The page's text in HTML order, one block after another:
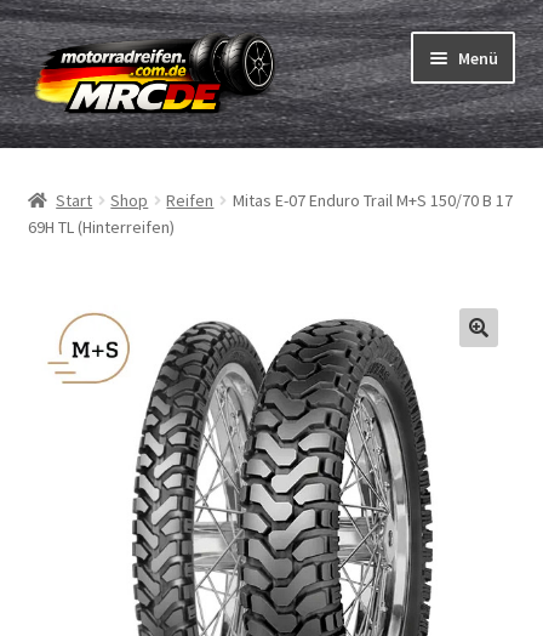
Zur
Navigation
springen
Zum
Inhalt
springen
Menü
Reifen
Schläuche
ABC
Start Shop Reifen
Mitas E-07 Enduro Trail M+S 150/70 B 17
69H TL (Hinterreifen)